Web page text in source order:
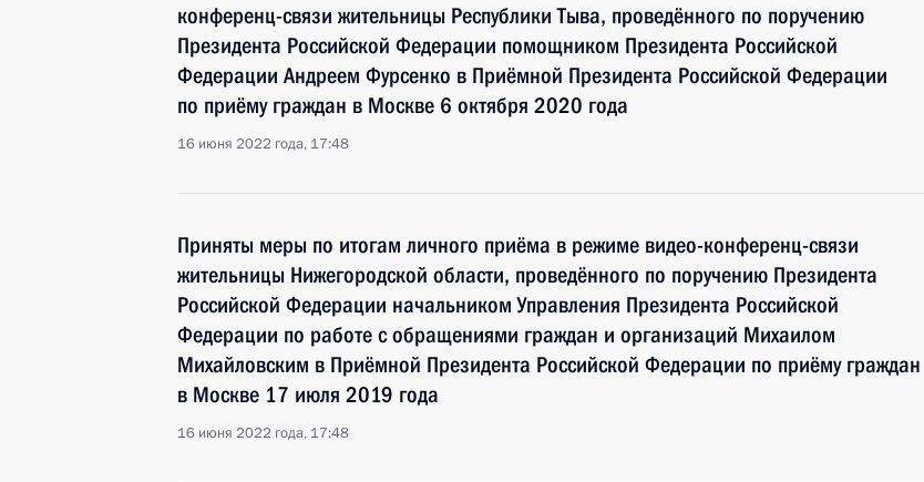
конференц-связи жительницы Республики Тыва, проведённого по поручению
Президента Российской Федерации помощником Президента Российской
Федерации Андреем Фурсенко в Приёмной Президента Российской Федерации
по приёму граждан в Москве 6 октября 2020 года
16 июня 2022 года, 17:48
Приняты меры по итогам личного приёма в режиме видео-конференц-связи
жительницы Нижегородской области, проведённого по поручению Президента
Российской Федерации начальником Управления Президента Российской
Федерации по работе с обращениями граждан и организаций Михаилом
Михайловским в Приёмной Президента Российской Федерации по приёму граждан
в Москве 17 июля 2019 года
16 июня 2022 года, 17:48